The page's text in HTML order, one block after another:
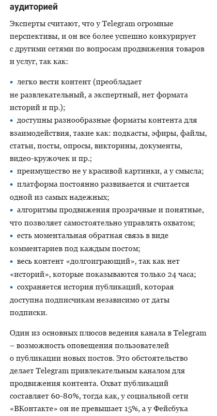
аудиторией
Эксперты считают, что у Telegram огромные
перспективы, и он все более успешно конкурирует
с другими сетями по вопросам продвижения товаров
и услуг, так как:
легко вести контент (преобладает
не развлекательный, а экспертный, нет формата
историй и пр.);
доступны разнообразные форматы контента для
взаимодействия, такие как: подкасты, эфиры, файлы,
статьи, посты, опросы, викторины, документы,
видео-кружочек и пр.;
преимущество не у красивой картинки, а у смысла;
платформа постоянно развивается и считается
одной из самых надежных;
алгоритмы продвижения прозрачные и понятные,
что позволяет самостоятельно управлять охватом;
есть моментальная обратная связь в виде
комментариев под каждым постом;
весь контент «долгоиграющий», так как нет
«историй», которые показываются только 24 часа;
сохраняется история публикаций, которая
доступна подписчикам независимо от даты
подписки.
Один из основных плюсов ведения канала в Telegram
− возможность оповещения пользователей
о публикации новых постов. Это обстоятельство
делает Telegram привлекательным каналом для
продвижения контента. Охват публикаций
составляет 60-80%, тогда как, у социальной сети
«ВКонтакте» он не превышает 15%, а у Фейсбука